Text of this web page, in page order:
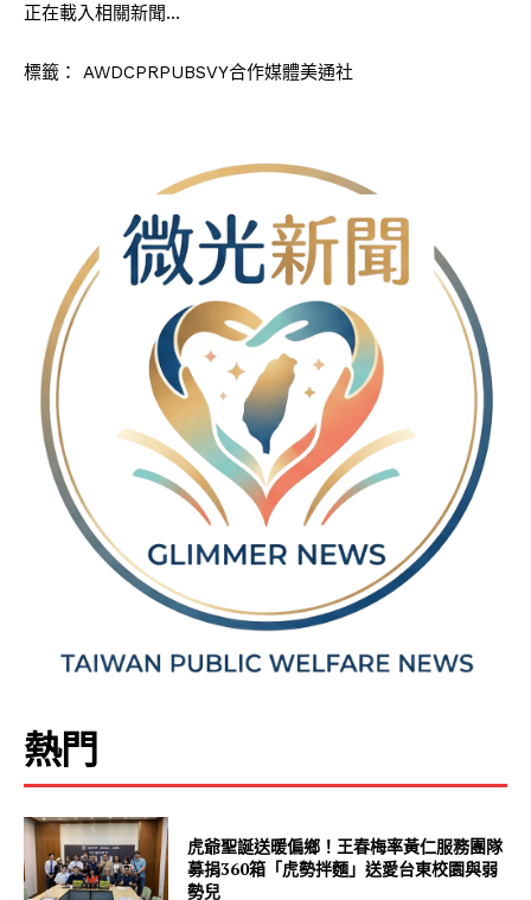
正在載入相關新聞…
標籤： AWDCPRPUBSVY合作媒體美通社
熱門
虎爺聖誕送暖偏鄉！王春梅率黃仁服務團隊
募捐360箱「虎勢拌麵」送愛台東校園與弱
勢兒